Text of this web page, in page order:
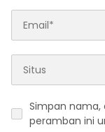
Simpan nama,
peramban ini